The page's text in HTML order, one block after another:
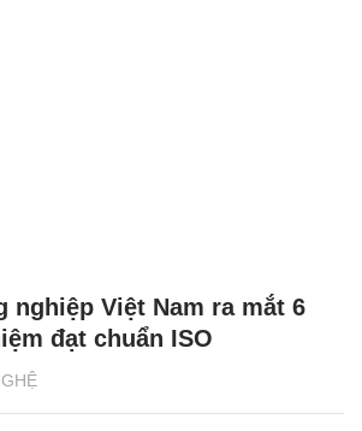
nghiệp Việt Nam ra mắt 6
đạt chuẩn ISO